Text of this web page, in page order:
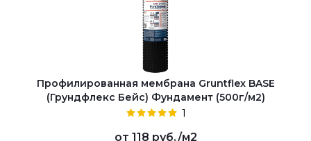
Профилированная мембрана Gruntflex BASE
(Грундфлекс Бейс) Фундамент (500г/м2)
1
от 118 руб./м2